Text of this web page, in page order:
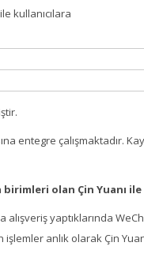
kullanıcılara
entegre çalışmaktadır.
olan Çin Yuanı
alışveriş yaptıklarında
işlemler anlık olarak Çin